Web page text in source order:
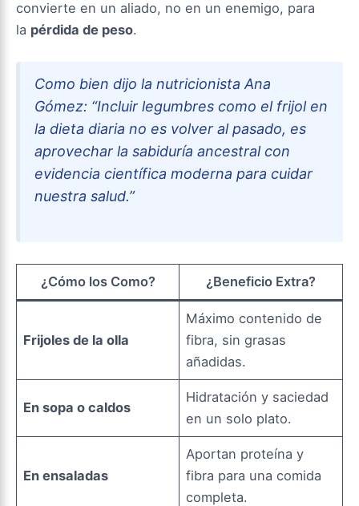
convierte en un aliado, no en un enemigo, para
la pérdida de peso.
Como bien dijo la nutricionista Ana
Gómez: “Incluir legumbres como el frijol en
la dieta diaria no es volver al pasado, es
aprovechar la sabiduría ancestral con
evidencia científica moderna para cuidar
nuestra salud.”
¿Cómo los Como? ¿Beneficio Extra?
Frijoles de la olla
Máximo contenido de
fibra, sin grasas
añadidas.
En sopa o caldos
Hidratación y saciedad
en un solo plato.
En ensaladas
Aportan proteína y
fibra para una comida
completa.